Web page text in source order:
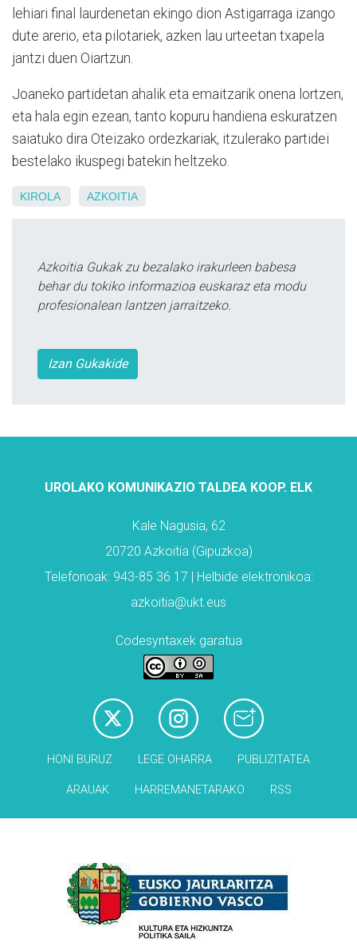
lehiari final laurdenetan ekingo dion Astigarraga izango
dute arerio, eta pilotariek, azken lau urteetan txapela
jantzi duen Oiartzun.
Joaneko partidetan ahalik eta emaitzarik onena lortzen,
eta hala egin ezean, tanto kopuru handiena eskuratzen
saiatuko dira Oteizako ordezkariak, itzulerako partidei
bestelako ikuspegi batekin heltzeko.
KIROLA AZKOITIA
Azkoitia Gukak zu bezalako irakurleen babesa
behar du tokiko informazioa euskaraz eta modu
profesionalean lantzen jarraitzeko.
Izan Gukakide
UROLAKO KOMUNIKAZIO TALDEA KOOP. ELK
Kale Nagusia, 62
20720 Azkoitia (Gipuzkoa)
Telefonoak: 943-85 36 17 | Helbide elektronikoa:
azkoitia@ukt.eus
Codesyntaxek garatua
HONI BURUZ LEGE OHARRA PUBLIZITATEA
ARAUAK HARREMANETARAKO RSS